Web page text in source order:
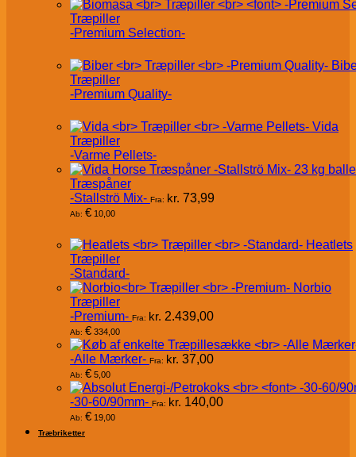
Træpiller
-Premium Selection-
Træpiller
-Premium Quality-
Vida
Træpiller
-Varme Pellets-
Træspåner
-Stallströ Mix- Fra: kr. 73,99
Ab: € 10,00
Heatlets
Træpiller
-Standard-
Norbio
Træpiller
-Premium- Fra: kr. 2.439,00
Ab: € 334,00
-Alle Mærker- Fra: kr. 37,00
Ab: € 5,00
-30-60/90mm- Fra: kr. 140,00
Ab: € 19,00
Træbriketter